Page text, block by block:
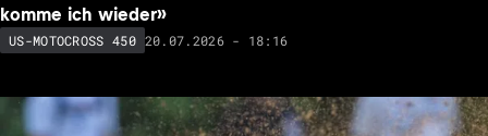
komme ich wieder»
US-MOTOCROSS 450 20.07.2026 - 18:16